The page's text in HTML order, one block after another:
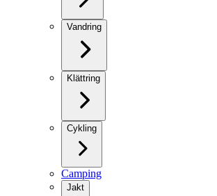
Vandring
Klättring
Cykling
Camping
Jakt